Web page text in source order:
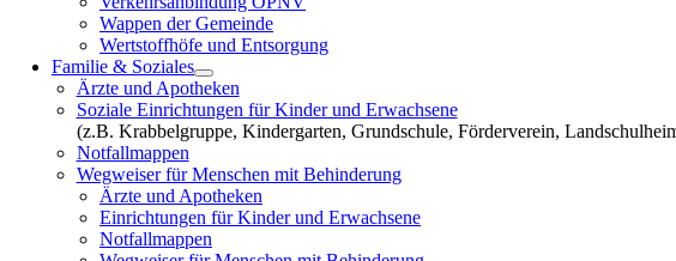
Wappen der Gemeinde
Wertstoffhöfe und Entsorgung
Familie & Soziales
Ärzte und Apotheken
Soziale Einrichtungen für Kinder und Erwachsene
(z.B. Krabbelgruppe, Kindergarten, Grundschule, Förderverein,
Notfallmappen
Wegweiser für Menschen mit Behinderung
Ärzte und Apotheken
Einrichtungen für Kinder und Erwachsene
Notfallmappen